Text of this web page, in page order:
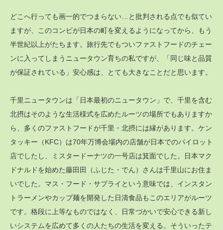
どこへ行っても画一的でつまらない…と批判される点でも似てい
ますが、このコンビが日本の町を変えるようになってから、もう
半世紀以上がたちます。旅行先でもついファストフードのチェー
ンに入ってしまうニュータウン育ちの私ですが、「同じ味と品質
が保証されている」安心感は、とても大きなことだと思います。
千里ニュータウンは「日本最初のニュータウン」で、千里を含む
北摂はそのような生活様式を広めたルーツの場所でもありますか
ら、多くのファストフードが千里・北摂には縁があります。ケン
タッキー（KFC）は70年万博会場内の店舗が日本でのパイロット
店でしたし、ミスタードーナツの一号店は箕面でした。日本マク
ドナルドを始めた藤田田（ふじた・でん）さんは千里山にお住ま
いでした。マス・フード・サプライという意味では、インスタン
トラーメンやカップ麺を開発した日清食品もこのエリアがルーツ
です。格段に上等なものではなく、日常づかいで安心できる新し
いシステムを広めて多くの人たちの生活を変える。そういったテ